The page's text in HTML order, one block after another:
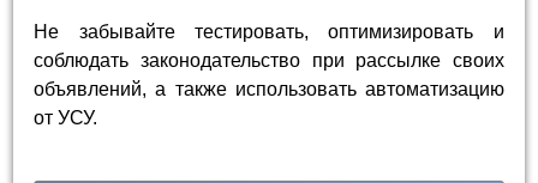
Не забывайте тестировать, оптимизировать и
соблюдать законодательство при рассылке своих
объявлений, а также использовать автоматизацию
от УСУ.